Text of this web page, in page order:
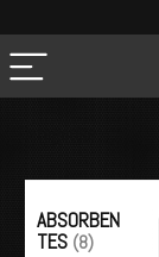
ABSORBEN
TES (8)